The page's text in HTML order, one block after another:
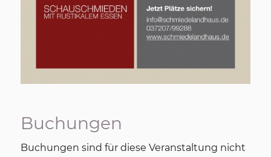
Buchungen
Buchungen sind für diese Veranstaltung nicht